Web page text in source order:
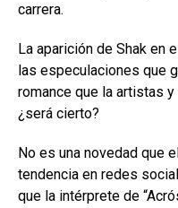
carrera.
La aparición de Shak en
las especulaciones que
romance que la artistas
¿será cierto?
No es una novedad que
tendencia en redes
que la intérprete de